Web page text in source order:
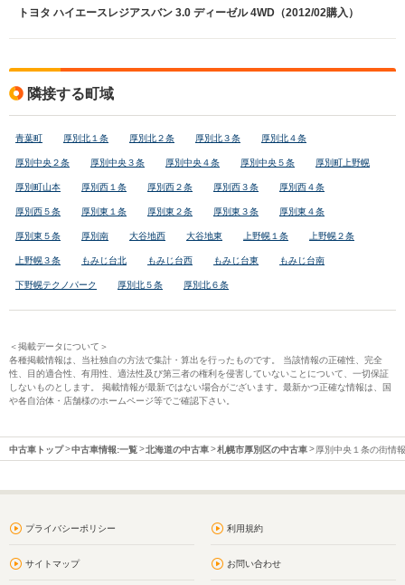
トヨタ ハイエースレジアスバン 3.0 ディーゼル 4WD（2012/02購入）
隣接する町域
青葉町 厚別北１条 厚別北２条 厚別北３条 厚別北４条
厚別中央２条 厚別中央３条 厚別中央４条 厚別中央５条 厚別町上野幌
厚別町山本 厚別西１条 厚別西２条 厚別西３条 厚別西４条
厚別西５条 厚別東１条 厚別東２条 厚別東３条 厚別東４条
厚別東５条 厚別南 大谷地西 大谷地東 上野幌１条 上野幌２条
上野幌３条 もみじ台北 もみじ台西 もみじ台東 もみじ台南
下野幌テクノパーク 厚別北５条 厚別北６条
＜掲載データについて＞
各種掲載情報は、当社独自の方法で集計・算出を行ったものです。 当該情報の正確性、完全
性、目的適合性、有用性、適法性及び第三者の権利を侵害していないことについて、一切保証
しないものとします。 掲載情報が最新ではない場合がございます。最新かつ正確な情報は、国
や各自治体・店舗様のホームページ等でご確認下さい。
中古車トップ 中古車情報:一覧 北海道の中古車 札幌市厚別区の中古車 厚別中央１条の街情報
プライバシーポリシー 利用規約
サイトマップ お問い合わせ